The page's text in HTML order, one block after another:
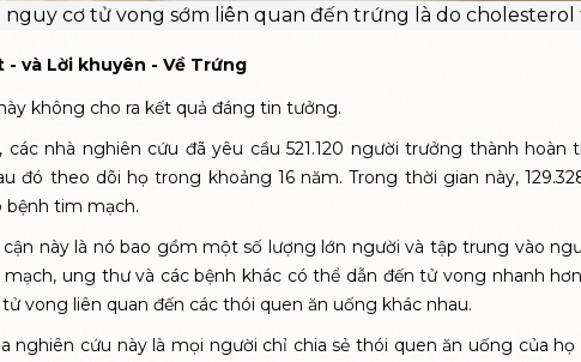
nguy cơ tử vong sớm liên quan đến trứng là do
và Lời khuyên - Về Trứng
không cho ra kết quả đáng tin tưởng.
các nhà nghiên cứu đã yêu cầu 521.120 người trưởng thành hoàn
đó theo dõi họ trong khoảng 16 năm. Trong thời gian này,
tim mạch.
cận này là nó bao gồm một số lượng lớn người và tập trung vào
ung thư và các bệnh khác có thể dẫn đến tử vong nhanh
vong liên quan đến các thói quen ăn uống khác nhau.
nghiên cứu này là mọi người chỉ chia sẻ thói quen ăn uống của